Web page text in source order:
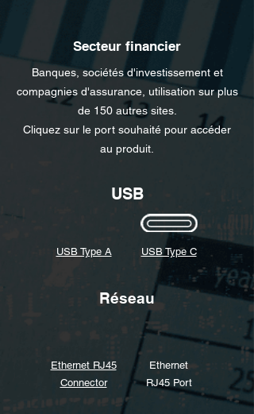
Secteur financier
Banques, sociétés d'investissement et
compagnies d'assurance, utilisation sur plus
de 150 autres sites.
Cliquez sur le port souhaité pour accéder
au produit.
USB
USB Type A USB Type C
Réseau
Ethernet RJ45
Connector
Ethernet
RJ45 Port